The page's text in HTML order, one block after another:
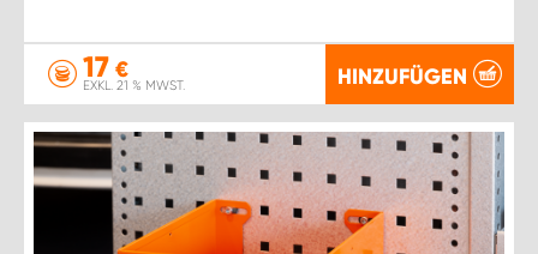
17 €
EXKL. 21 % MWST. HINZUFÜGEN